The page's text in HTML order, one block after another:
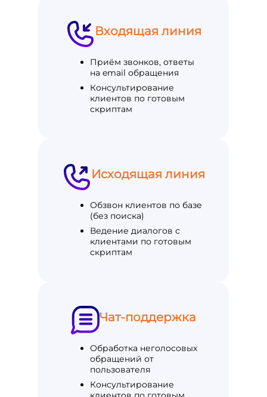
Входящая линия
Приём звонков, ответы
на email обращения
Консультирование
клиентов по готовым
скриптам
Исходящая линия
Обзвон клиентов по базе
(без поиска)
Ведение диалогов с
клиентами по готовым
скриптам
Чат-поддержка
Обработка неголосовых
обращений от
пользователя
Консультирование